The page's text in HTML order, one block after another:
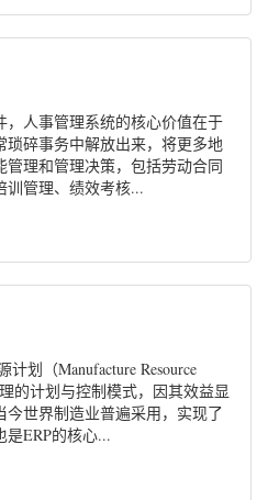
，人事管理系统的核心价值在于
碎事务中解放出来，将更多地
理和管理决策，包括劳动合同
训管理、绩效考核...
划（Manufacture Resource
的计划与控制模式，因其效益显
世界制造业普遍采用，实现了
ERP的核心...